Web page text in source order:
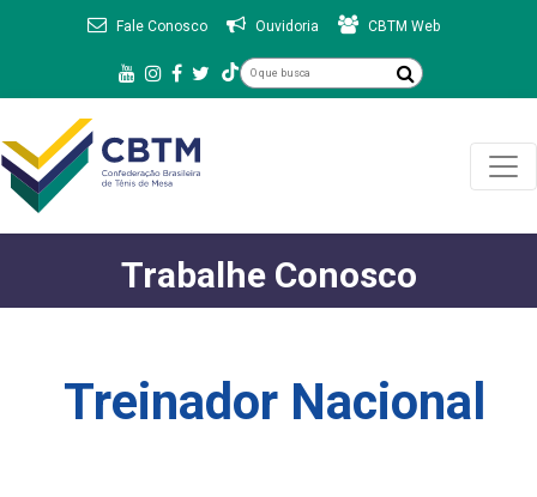
Fale Conosco Ouvidoria CBTM Web
Trabalhe Conosco
Treinador Nacional